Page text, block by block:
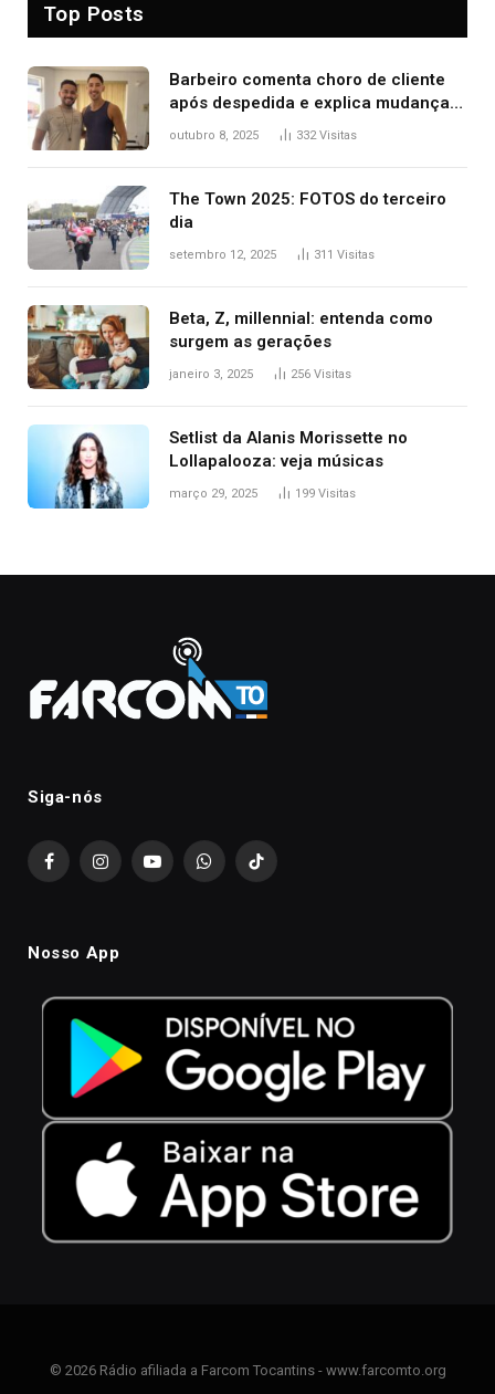
Top Posts
Barbeiro comenta choro de cliente
após despedida e explica mudança
para o TO: ‘Não esperava atingir
outubro 8, 2025 332Visitas
The Town 2025: FOTOS do terceiro
dia
setembro 12, 2025 311 Visitas
Beta, Z, millennial: entenda como
surgem as gerações
janeiro 3, 2025 256 Visitas
Setlist da Alanis Morissette no
Lollapalooza: veja músicas
março 29, 2025 199 Visitas
Siga-nós
FacebookInstagramYouTubeWhatsAppTikTok
Nosso App
© 2026 Rádio afiliada a Farcom Tocantins - www.farcomto.org